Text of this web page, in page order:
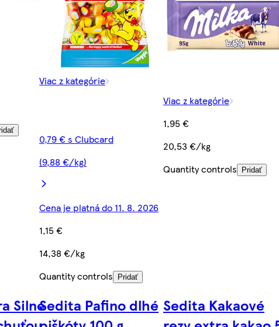
Viac z kategórie
0,79 € s Clubcard
(9,88 €/kg)
Cena je platná do 11. 8. 2026
1,15 €
14,38 €/kg
Quantity controls
Pridať
Viac z kategórie
1,95 €
20,53 €/kg
Quantity controls
Pridať
SilnéSedita Pafino dlhé Sedita Kakaové